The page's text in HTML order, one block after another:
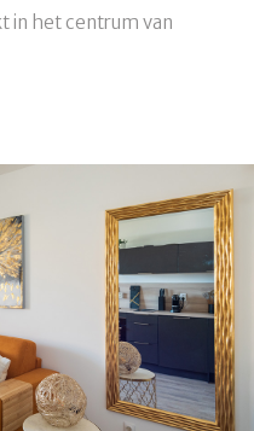
in het centrum van